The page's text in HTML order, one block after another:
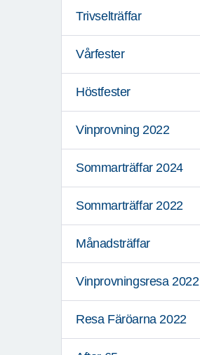
Trivselträffar
Vårfester
Höstfester
Vinprovning 2022
Sommarträffar 2024
Sommarträffar 2022
Månadsträffar
Vinprovningsresa 2022
Resa Färöarna 2022